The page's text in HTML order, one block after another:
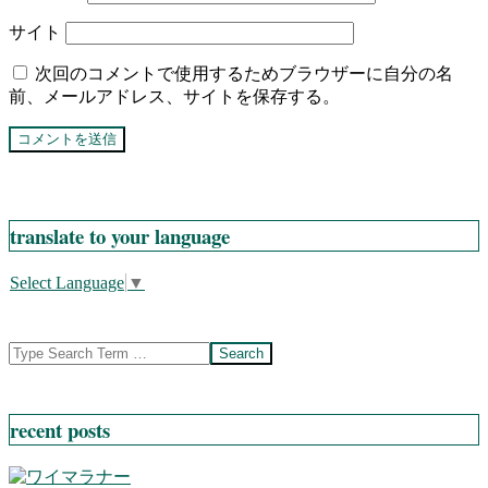
サイト
次回のコメントで使用するためブラウザーに自分の名
前、メールアドレス、サイトを保存する。
translate to your language
Select Language ▼
Search
recent posts